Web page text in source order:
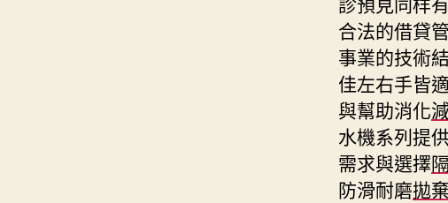
合法的借貸
事業的技術
佳左右手皆
與幫助消化
水機系列提
需求與選擇
防滑耐磨拋